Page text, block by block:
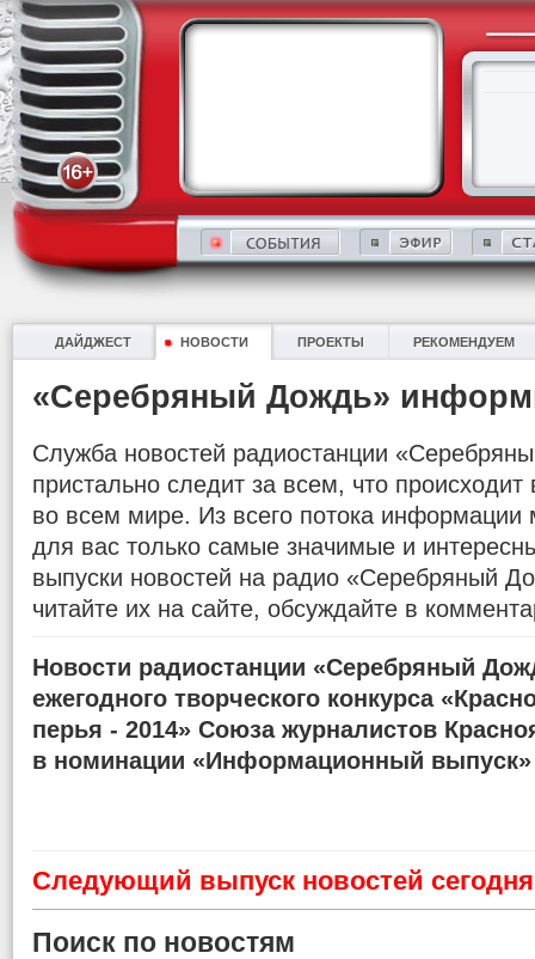
ДАЙДЖЕСТ НОВОСТИ ПРОЕКТЫ РЕКОМЕНДУЕМ
«Серебряный Дождь»
Служба новостей радиостанции
пристально следит за всем, что происходит
во всем мире. Из всего потока информации
для вас только самые значимые и
выпуски новостей на радио «Серебряный
читайте их на сайте, обсуждайте в
Новости радиостанции «Серебряный
ежегодного творческого конкурса
перья - 2014» Союза журналистов
в номинации «Информационный выпуск»
Cледующий выпуск новостей
Поиск по новостям